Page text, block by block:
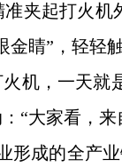
夹起打火
金睛”，轻轻
机，一天
“大家看，
形成的全产